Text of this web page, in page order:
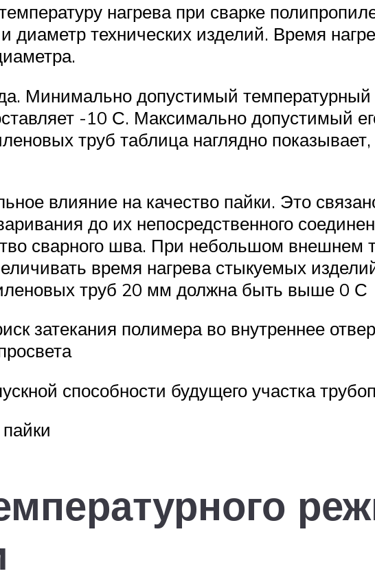
нагрева при сварке
технических изделий. Время
Минимально допустимый температурный
-10 С. Максимально допустимый
труб таблица наглядно
влияние на качество пайки. Это
до их непосредственного
сварного шва. При небольшом внешнем
время нагрева стыкуемых
труб 20 мм должна быть выше 0 С
затекания полимера во внутреннее
способности будущего участка